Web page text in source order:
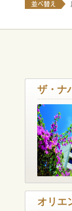
ザ・ナ
オリエ